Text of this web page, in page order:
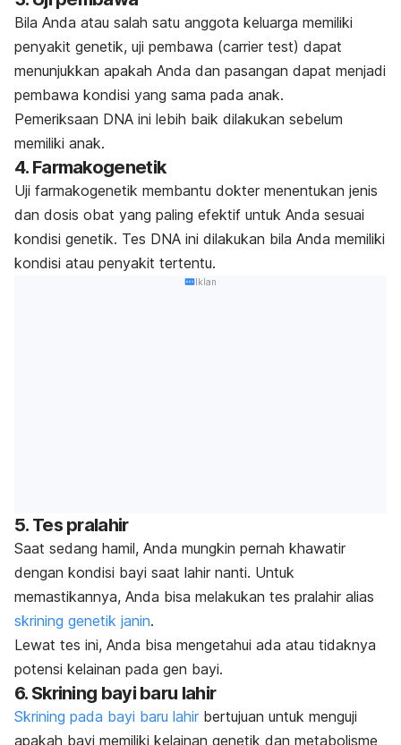
Bila Anda atau salah satu anggota keluarga memiliki
penyakit genetik, uji pembawa (carrier test) dapat
menunjukkan apakah Anda dan pasangan dapat menjadi
pembawa kondisi yang sama pada anak.
Pemeriksaan DNA ini lebih baik dilakukan sebelum
memiliki anak.
4. Farmakogenetik
Uji farmakogenetik membantu dokter menentukan jenis
dan dosis obat yang paling efektif untuk Anda sesuai
kondisi genetik. Tes DNA ini dilakukan bila Anda memiliki
kondisi atau penyakit tertentu.
Iklan
5. Tes pralahir
Saat sedang hamil, Anda mungkin pernah khawatir
dengan kondisi bayi saat lahir nanti. Untuk
memastikannya, Anda bisa melakukan tes pralahir alias
skrining genetik janin.
Lewat tes ini, Anda bisa mengetahui ada atau tidaknya
potensi kelainan pada gen bayi.
6. Skrining bayi baru lahir
Skrining pada bayi baru lahir bertujuan untuk menguji
apakah bayi memiliki kelainan genetik dan metabolisme